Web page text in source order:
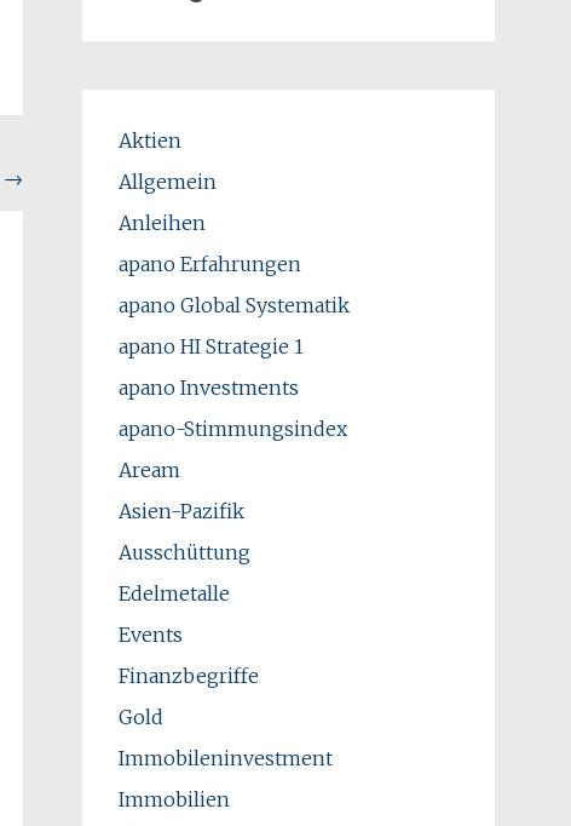
→
Aktien
Allgemein
Anleihen
apano Erfahrungen
apano Global Systematik
apano HI Strategie 1
apano Investments
apano-Stimmungsindex
Aream
Asien-Pazifik
Ausschüttung
Edelmetalle
Events
Finanzbegriffe
Gold
Immobileninvestment
Immobilien